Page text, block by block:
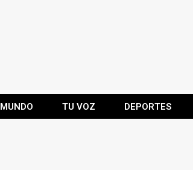
MUNDO TU VOZ DEPORTES